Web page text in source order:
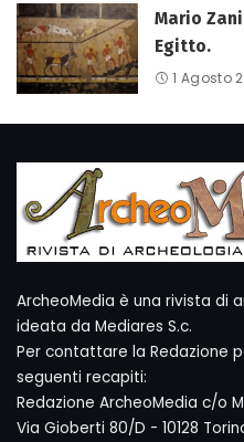
Mario
Egitto.
1 Agosto
ArcheoMedia è una rivista di
ideata da Mediares S.c.
Per contattare la Redazione
seguenti recapiti:
Redazione ArcheoMedia c/o
Via Gioberti 80/D - 10128